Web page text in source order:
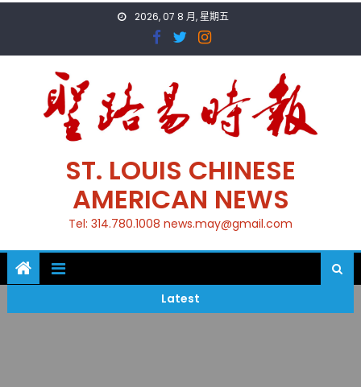
2026, 07 8 月, 星期五
ST. LOUIS CHINESE
AMERICAN NEWS
Tel: 314.780.1008 news.may@gmail.com
Latest